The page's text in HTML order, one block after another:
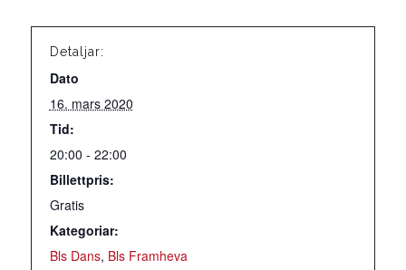
Detaljar:
Dato
16. mars 2020
Tid:
20:00 - 22:00
Billettpris:
Gratis
Kategoriar:
Bls Dans, Bls Framheva